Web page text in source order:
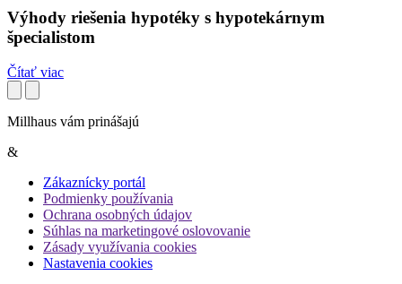
Výhody riešenia hypotéky s hypotekárnym
špecialistom
Čítať viac
Millhaus vám prinášajú
&
Zákaznícky portál
Podmienky používania
Ochrana osobných údajov
Súhlas na marketingové oslovovanie
Zásady využívania cookies
Nastavenia cookies